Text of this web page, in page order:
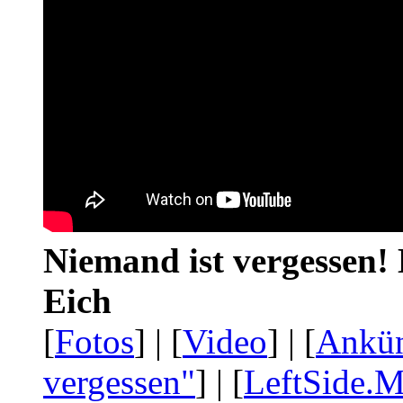
Niemand ist
Eich
[Fotos] | [Video] | [
vergessen"] | [